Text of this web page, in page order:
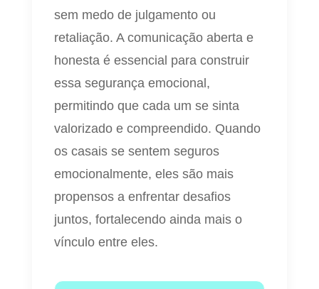
sem medo de julgamento ou
retaliação. A comunicação aberta e
honesta é essencial para construir
essa segurança emocional,
permitindo que cada um se sinta
valorizado e compreendido. Quando
os casais se sentem seguros
emocionalmente, eles são mais
propensos a enfrentar desafios
juntos, fortalecendo ainda mais o
vínculo entre eles.